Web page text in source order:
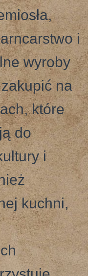
i
wyroby
na
które
do
i
kuchni,